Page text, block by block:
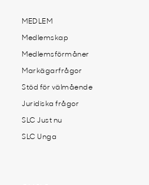
MEDLEM
Medlemskap
Medlemsförmåner
Markägarfrågor
Stöd för välmående
Juridiska frågor
SLC Just nu
SLC Unga